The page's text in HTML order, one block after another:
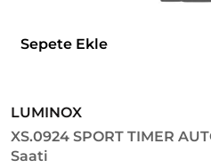
Sepete Ekle
LUMINOX
XS.0924 SPORT TIMER
Saati